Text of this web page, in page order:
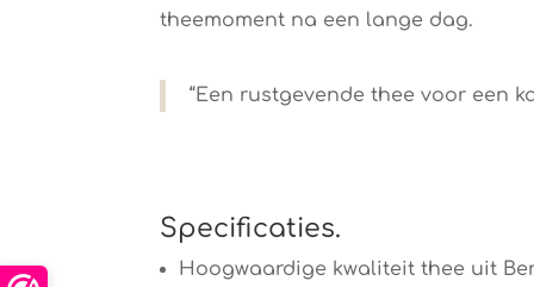
theemoment na een lange dag.
“Een rustgevende thee voor een
Specificaties.
Hoogwaardige kwaliteit thee uit